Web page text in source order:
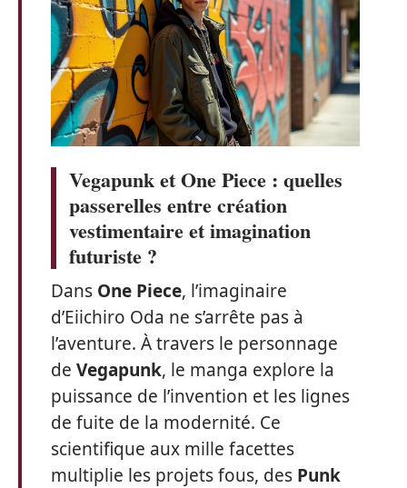
Vegapunk et One Piece : quelles
passerelles entre création
vestimentaire et imagination
futuriste ?
Dans One Piece, l’imaginaire
d’Eiichiro Oda ne s’arrête pas à
l’aventure. À travers le personnage
de Vegapunk, le manga explore la
puissance de l’invention et les lignes
de fuite de la modernité. Ce
scientifique aux mille facettes
multiplie les projets fous, des Punk